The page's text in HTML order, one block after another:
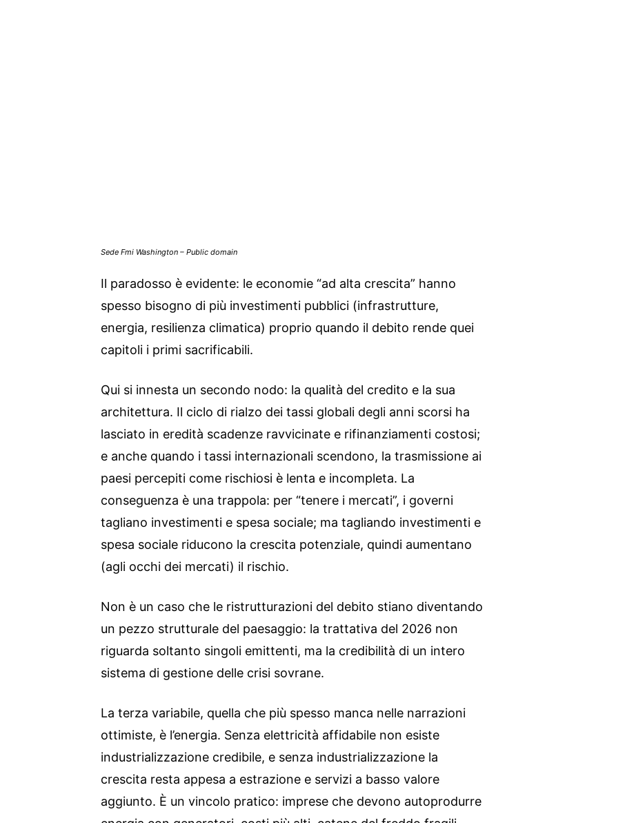
Sede Fmi Washington – Public domain
Il paradosso è evidente: le economie “ad alta crescita” hanno
spesso bisogno di più investimenti pubblici (infrastrutture,
energia, resilienza climatica) proprio quando il debito rende quei
capitoli i primi sacrificabili.
Qui si innesta un secondo nodo: la qualità del credito e la sua
architettura. Il ciclo di rialzo dei tassi globali degli anni scorsi ha
lasciato in eredità scadenze ravvicinate e rifinanziamenti costosi;
e anche quando i tassi internazionali scendono, la trasmissione ai
paesi percepiti come rischiosi è lenta e incompleta. La
conseguenza è una trappola: per “tenere i mercati”, i governi
tagliano investimenti e spesa sociale; ma tagliando investimenti e
spesa sociale riducono la crescita potenziale, quindi aumentano
(agli occhi dei mercati) il rischio.
Non è un caso che le ristrutturazioni del debito stiano diventando
un pezzo strutturale del paesaggio: la trattativa del 2026 non
riguarda soltanto singoli emittenti, ma la credibilità di un intero
sistema di gestione delle crisi sovrane.
La terza variabile, quella che più spesso manca nelle narrazioni
ottimiste, è l’energia. Senza elettricità affidabile non esiste
industrializzazione credibile, e senza industrializzazione la
crescita resta appesa a estrazione e servizi a basso valore
aggiunto. È un vincolo pratico: imprese che devono autoprodurre